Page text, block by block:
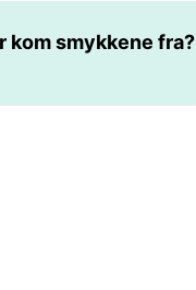
kom smykkene fra?